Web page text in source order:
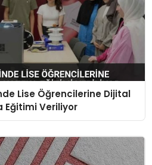
Lise Öğrencilerine Dijital
Eğitimi Veriliyor